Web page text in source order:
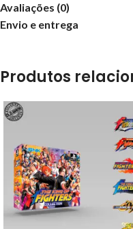
Avaliações (0)
Envio e entrega
Produtos